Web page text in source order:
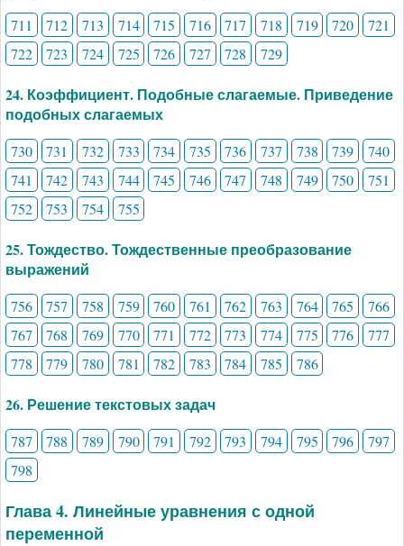
711 712 713 714 715 716 717 718 719 720
721
722
723 724 725 726 727 728 729
24. Коэффициент. Подобные слагаемые. Приведение
подобных слагаемых
730 731 732 733 734 735 736 737 738 739
740
741
742 743 744 745 746 747 748 749 750
751
752
753 754 755
25. Тождество. Тождественные преобразование
выражений
756 757 758 759 760 761 762 763 764 765
766
767
768 769 770 771 772 773 774 775 776
777
778
779 780 781 782 783 784 785 786
26. Решение текстовых задач
787 788 789 790 791 792 793 794 795 796
797
798
Глава 4. Линейные уравнения с одной
переменной